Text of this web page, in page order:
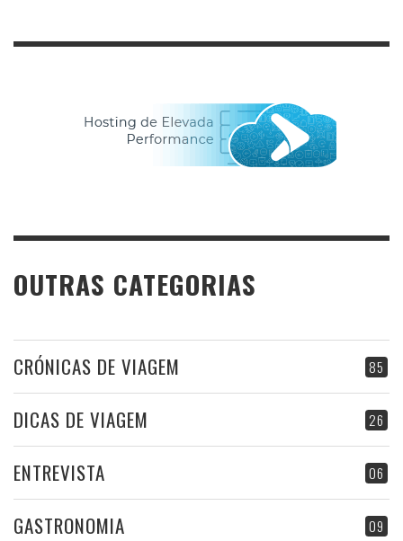
OUTRAS CATEGORIAS
85
CRÓNICAS DE VIAGEM
26
DICAS DE VIAGEM
06
ENTREVISTA
09
GASTRONOMIA